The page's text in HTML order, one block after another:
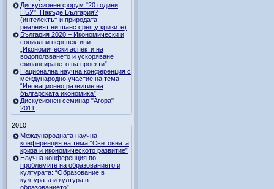
Дискусионен форум "20 години
НБУ": Накъде България?
(интелектът и природата -
реалният ни шанс срещу кризите)
България 2020 – Икономически и
социални перспективи:
„Икономически аспекти на
водоползването и ускоряване
финансирането на проекти”
Национална научна конференция с
международно участие на тема
“Иновационно развитие на
българската икономика”
Дискусионен семинар "Агора" -
2011
2010
Международната научна
конференция на тема “Световната
криза и икономическото развитие”
Научна конференция по
проблемите на образованието и
културата: “Образование в
културата и култура в
образованието”